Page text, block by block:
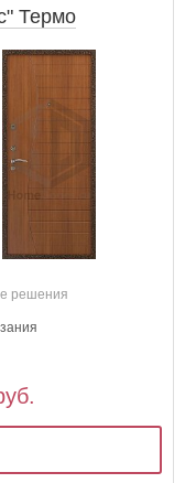
Термо
решения